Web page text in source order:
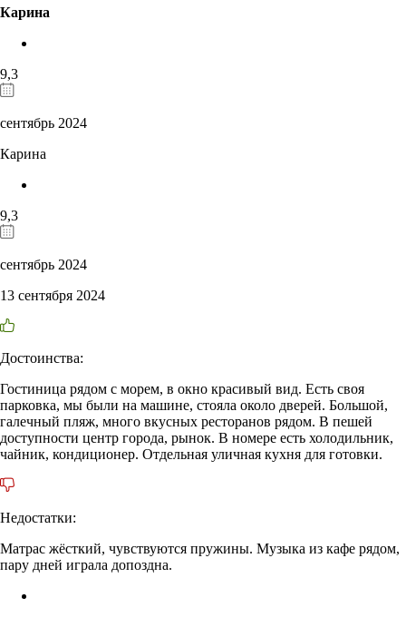
Карина
9,3
сентябрь 2024
Карина
9,3
сентябрь 2024
13 сентября 2024
Достоинства:
Гостиница рядом с морем, в окно красивый вид. Есть своя
парковка, мы были на машине, стояла около дверей. Большой,
галечный пляж, много вкусных ресторанов рядом. В пешей
доступности центр города, рынок. В номере есть холодильник,
чайник, кондиционер. Отдельная уличная кухня для готовки.
Недостатки:
Матрас жёсткий, чувствуются пружины. Музыка из кафе рядом,
пару дней играла допоздна.